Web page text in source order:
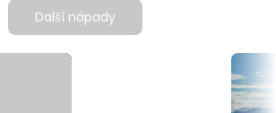
Další nápady